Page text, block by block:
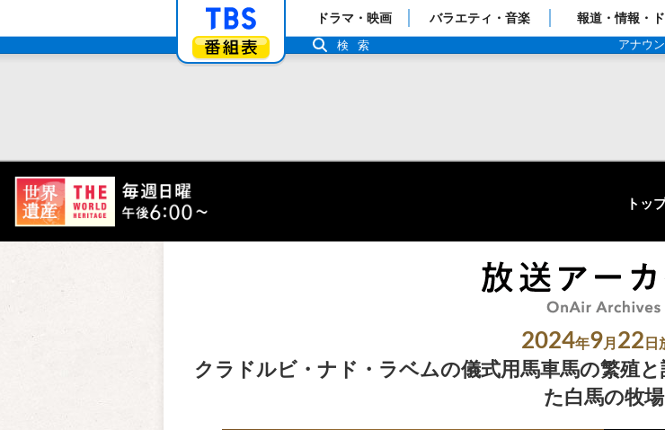
「TBSテレビ」トップページ
番組表
ドラマ・映画 バラエティ・音楽 報道・情報・
アナウ
検索
トッ
2024年9月 22 日
クラドルビ・ナド・ラベムの儀式用馬車馬の繁殖
た白馬の牧場